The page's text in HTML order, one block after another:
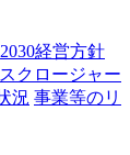
2030経営方針
クロージャー
況 事業等のリ